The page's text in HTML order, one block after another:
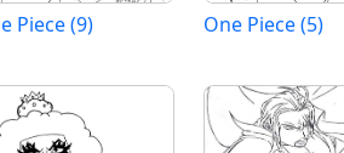
Piece (9) One Piece (5)